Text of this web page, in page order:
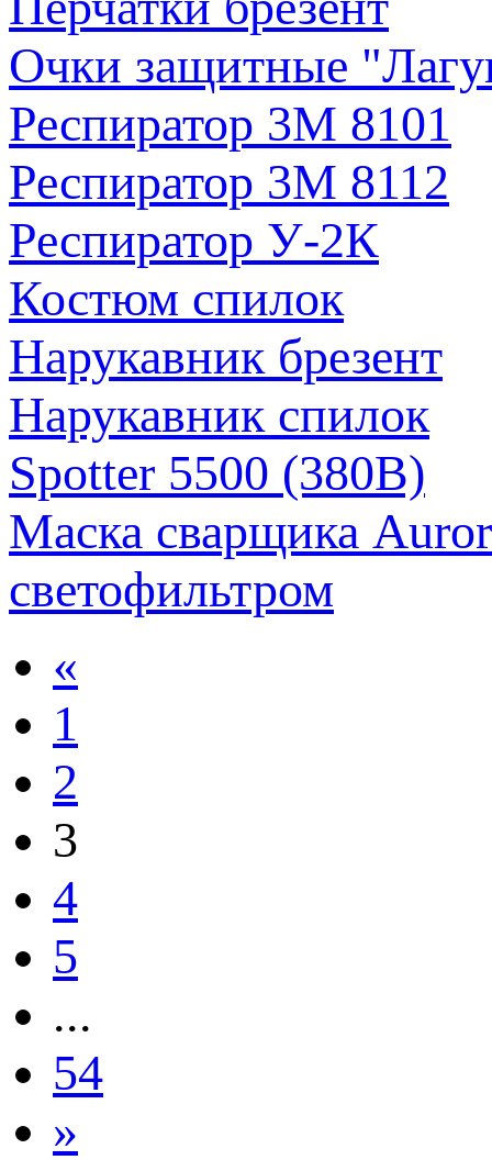
Очки защитные
Респиратор 3М 8101
Респиратор 3М 8112
Респиратор У-2К
Костюм спилок
Нарукавник брезент
Нарукавник спилок
Spotter 5500 (380В)
Маска сварщика
светофильтром
«
1
2
3
4
5
...
54
»